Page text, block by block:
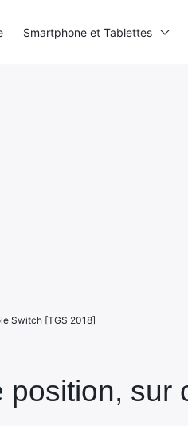
sur
Switch [TGS 2018]
Smartphone et Tablettes